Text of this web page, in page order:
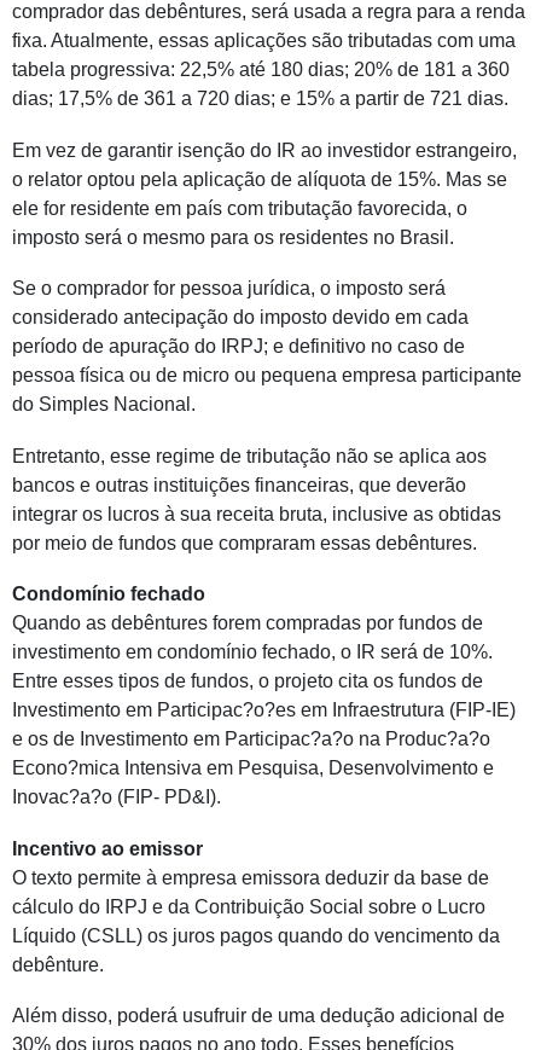
comprador das debêntures, será usada a regra para a renda
fixa. Atualmente, essas aplicações são tributadas com uma
tabela progressiva: 22,5% até 180 dias; 20% de 181 a 360
dias; 17,5% de 361 a 720 dias; e 15% a partir de 721 dias.
Em vez de garantir isenção do IR ao investidor estrangeiro,
o relator optou pela aplicação de alíquota de 15%. Mas se
ele for residente em país com tributação favorecida, o
imposto será o mesmo para os residentes no Brasil.
Se o comprador for pessoa jurídica, o imposto será
considerado antecipação do imposto devido em cada
período de apuração do IRPJ; e definitivo no caso de
pessoa física ou de micro ou pequena empresa participante
do Simples Nacional.
Entretanto, esse regime de tributação não se aplica aos
bancos e outras instituições financeiras, que deverão
integrar os lucros à sua receita bruta, inclusive as obtidas
por meio de fundos que compraram essas debêntures.
Condomínio fechado
Quando as debêntures forem compradas por fundos de
investimento em condomínio fechado, o IR será de 10%.
Entre esses tipos de fundos, o projeto cita os fundos de
Investimento em Participac?o?es em Infraestrutura (FIP-IE)
e os de Investimento em Participac?a?o na Produc?a?o
Econo?mica Intensiva em Pesquisa, Desenvolvimento e
Inovac?a?o (FIP- PD&I).
Incentivo ao emissor
O texto permite à empresa emissora deduzir da base de
cálculo do IRPJ e da Contribuição Social sobre o Lucro
Líquido (CSLL) os juros pagos quando do vencimento da
debênture.
Além disso, poderá usufruir de uma dedução adicional de
30% dos juros pagos no ano todo. Esses benefícios